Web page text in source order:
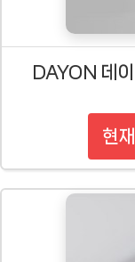
DAYON 데
현